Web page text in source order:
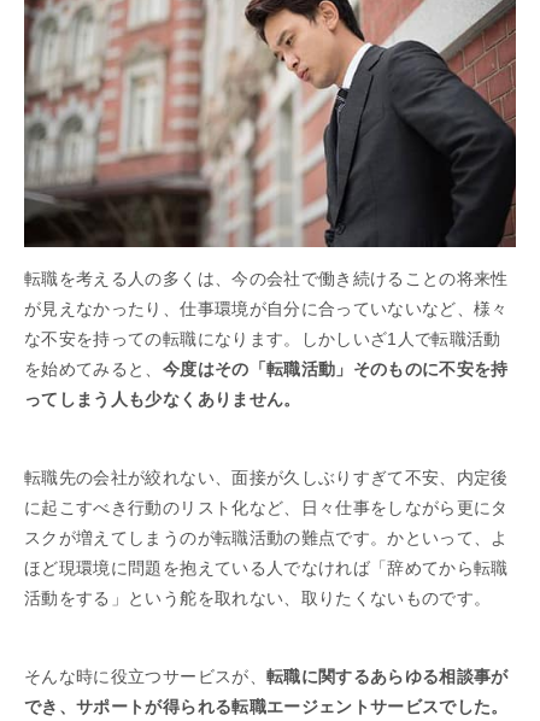
転職を考える人の多くは、今の会社で働き続けることの将来性
が見えなかったり、仕事環境が自分に合っていないなど、様々
な不安を持っての転職になります。しかしいざ1人で転職活動
を始めてみると、 今度はその「転職活動」そのものに不安を持
ってしまう人も少なくありません。
転職先の会社が絞れない、面接が久しぶりすぎて不安、内定後
に起こすべき行動のリスト化など、日々仕事をしながら更にタ
スクが増えてしまうのが転職活動の難点です。かといって、よ
ほど現環境に問題を抱えている人でなければ「辞めてから転職
活動をする」という舵を取れない、取りたくないものです。
そんな時に役立つサービスが、 転職に関するあらゆる相談事が
でき、サポートが得られる転職エージェントサービスでした。